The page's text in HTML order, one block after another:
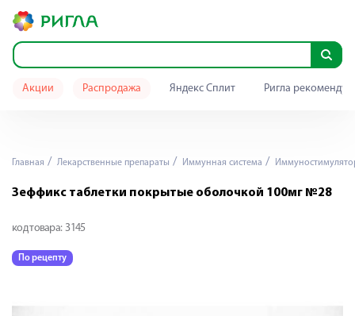
Акции Распродажа Яндекс Сплит Ригла
Главная Лекарственные препараты Иммунная система
Зеффикс таблетки покрытые оболочкой 100мг №28
код товара: 3145
По рецепту